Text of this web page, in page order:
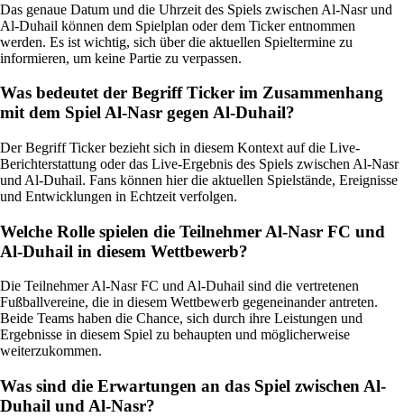
Das genaue Datum und die Uhrzeit des Spiels zwischen Al-Nasr und
Al-Duhail können dem Spielplan oder dem Ticker entnommen
werden. Es ist wichtig, sich über die aktuellen Spieltermine zu
informieren, um keine Partie zu verpassen.
Was bedeutet der Begriff Ticker im Zusammenhang
mit dem Spiel Al-Nasr gegen Al-Duhail?
Der Begriff Ticker bezieht sich in diesem Kontext auf die Live-
Berichterstattung oder das Live-Ergebnis des Spiels zwischen Al-Nasr
und Al-Duhail. Fans können hier die aktuellen Spielstände, Ereignisse
und Entwicklungen in Echtzeit verfolgen.
Welche Rolle spielen die Teilnehmer Al-Nasr FC und
Al-Duhail in diesem Wettbewerb?
Die Teilnehmer Al-Nasr FC und Al-Duhail sind die vertretenen
Fußballvereine, die in diesem Wettbewerb gegeneinander antreten.
Beide Teams haben die Chance, sich durch ihre Leistungen und
Ergebnisse in diesem Spiel zu behaupten und möglicherweise
weiterzukommen.
Was sind die Erwartungen an das Spiel zwischen Al-
Duhail und Al-Nasr?